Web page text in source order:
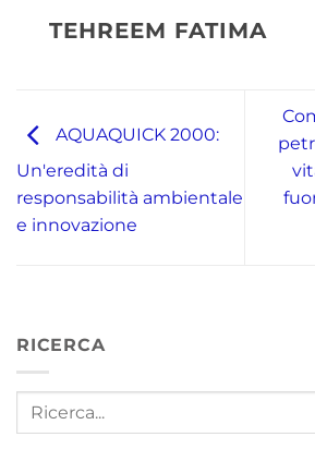
TEHREEM FATIMA
AQUAQUICK 2000:
Un'eredità di
responsabilità ambientale
e innovazione
RICERCA